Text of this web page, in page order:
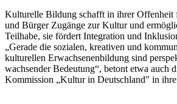
Kulturelle Bildung schafft in ihrer Offenheit
und Bürger Zugänge zur Kultur und
Teilhabe, sie fördert Integration und
„Gerade die sozialen, kreativen und
kulturellen Erwachsenenbildung sind
wachsender Bedeutung“, betont etwa auch
Kommission „Kultur in Deutschland" in